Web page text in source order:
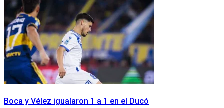
Boca y Vélez igualaron 1 a 1 en el Ducó